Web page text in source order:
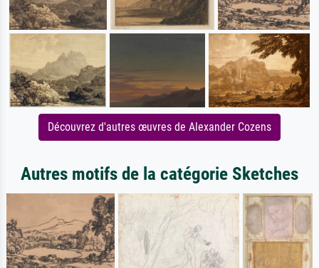
Découvrez d'autres œuvres de Alexander Cozens
Autres motifs de la catégorie Sketches